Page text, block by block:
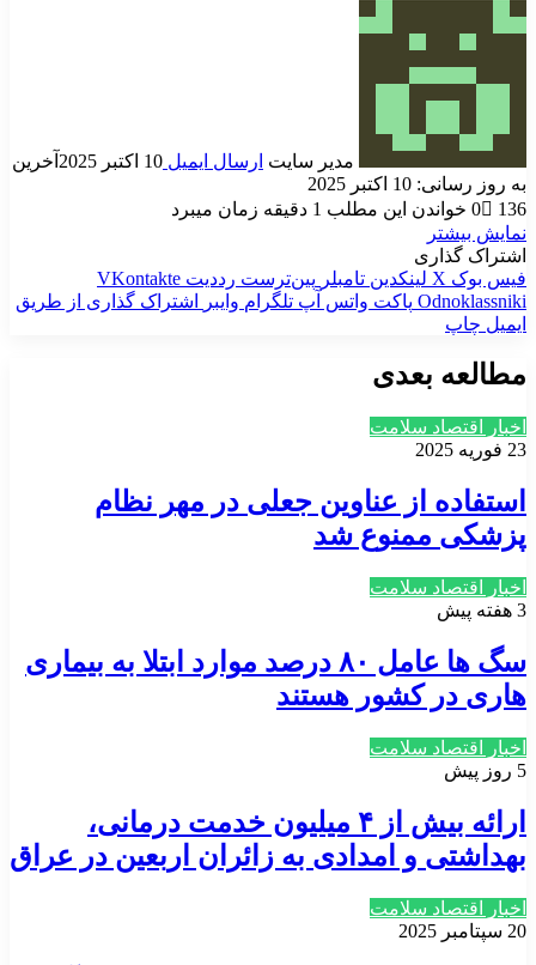
مدیر سایت ارسال ایمیل 10 اکتبر 2025
آخرین
به روز رسانی: 10 اکتبر 2025
0
136
خواندن این مطلب 1 دقیقه زمان میبرد
نمایش بیشتر
اشتراک گذاری
فیس بوک X لینکدین ‫تامبلر ‫پین‌ترست ‫رددیت ‫VKontakte
‫Odnoklassniki پاکت واتس آپ تلگرام وایبر
اشتراک گذاری از طریق
ایمیل چاپ
مطالعه بعدی
اخبار اقتصاد سلامت
23 فوریه 2025
استفاده از عناوین جعلی در مهر نظام
پزشکی ممنوع شد
اخبار اقتصاد سلامت
3 هفته پیش
سگ ها عامل ۸۰ درصد موارد ابتلا به بیماری
هاری در کشور هستند
اخبار اقتصاد سلامت
5 روز پیش
ارائه بیش از ۴ میلیون خدمت درمانی،
بهداشتی و امدادی به زائران اربعین در عراق
اخبار اقتصاد سلامت
20 سپتامبر 2025